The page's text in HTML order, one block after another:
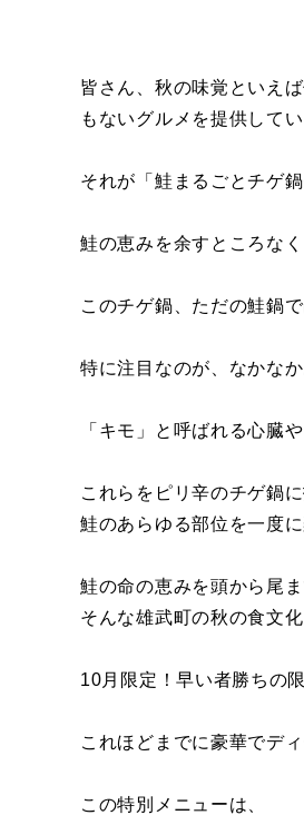
皆さん、秋の味覚といえ
もないグルメを提供してい
それが「鮭まるごとチゲ
鮭の恵みを余すところな
このチゲ鍋、ただの鮭鍋
特に注目なのが、なかな
「キモ」と呼ばれる心臓
これらをピリ辛のチゲ鍋
鮭のあらゆる部位を一度
鮭の命の恵みを頭から尾
そんな雄武町の秋の食文
10月限定！早い者勝ちの
これほどまでに豪華でデ
この特別メニューは、